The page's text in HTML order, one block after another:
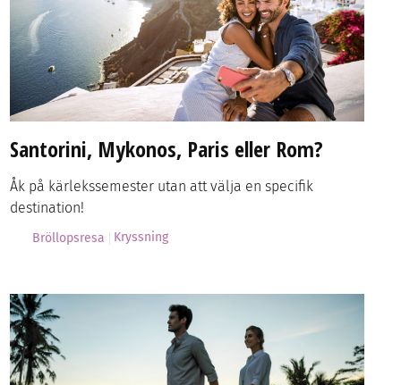
Santorini, Mykonos, Paris eller Rom?
Åk på kärlekssemester utan att välja en specifik
destination!
Bröllopsresa Kryssning